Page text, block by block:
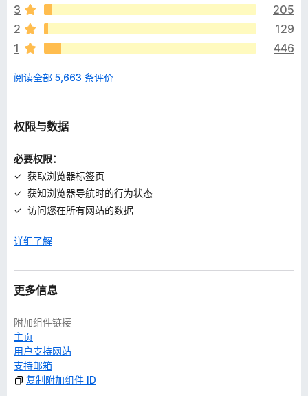
评
分
3
205
2
129
1
446
阅读全部 5,663 条评价
权限与数据
必要权限：
获取浏览器标签页
获知浏览器导航时的行为状态
访问您在所有网站的数据
详细了解
更多信息
附加组件链接
主页
用户支持网站
支持邮箱
复制附加组件 ID